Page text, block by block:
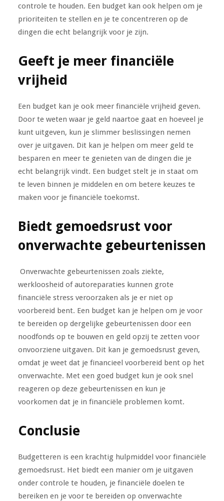
controle te houden. Een budget kan ook helpen om je
prioriteiten te stellen en je te concentreren op de
dingen die echt belangrijk voor je zijn.
Geeft je meer financiële
vrijheid
Een budget kan je ook meer financiële vrijheid geven.
Door te weten waar je geld naartoe gaat en hoeveel je
kunt uitgeven, kun je slimmer beslissingen nemen
over je uitgaven. Dit kan je helpen om meer geld te
besparen en meer te genieten van de dingen die je
echt belangrijk vindt. Een budget stelt je in staat om
te leven binnen je middelen en om betere keuzes te
maken voor je financiële toekomst.
Biedt gemoedsrust voor
onverwachte gebeurtenissen
Onverwachte gebeurtenissen zoals ziekte,
werkloosheid of autoreparaties kunnen grote
financiële stress veroorzaken als je er niet op
voorbereid bent. Een budget kan je helpen om je voor
te bereiden op dergelijke gebeurtenissen door een
noodfonds op te bouwen en geld opzij te zetten voor
onvoorziene uitgaven. Dit kan je gemoedsrust geven,
omdat je weet dat je financieel voorbereid bent op het
onverwachte. Met een goed budget kun je ook snel
reageren op deze gebeurtenissen en kun je
voorkomen dat je in financiële problemen komt.
Conclusie
Budgetteren is een krachtig hulpmiddel voor financiële
gemoedsrust. Het biedt een manier om je uitgaven
onder controle te houden, je financiële doelen te
bereiken en je voor te bereiden op onverwachte